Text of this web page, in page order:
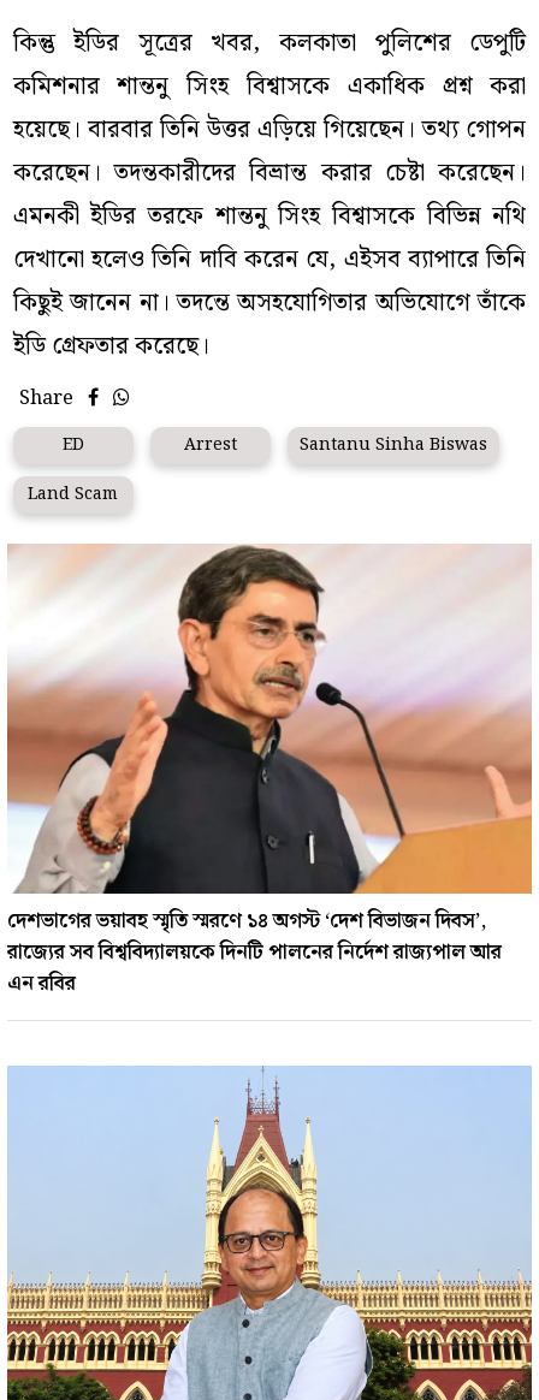
কিন্তু ইডির সূত্রের খবর, কলকাতা পুলিশের ডেপুটি
কমিশনার শান্তনু সিংহ বিশ্বাসকে একাধিক প্রশ্ন করা
হয়েছে। বারবার তিনি উত্তর এড়িয়ে গিয়েছেন। তথ্য গোপন
করেছেন। তদন্তকারীদের বিভ্রান্ত করার চেষ্টা করেছেন।
এমনকী ইডির তরফে শান্তনু সিংহ বিশ্বাসকে বিভিন্ন নথি
দেখানো হলেও তিনি দাবি করেন যে, এইসব ব্যাপারে তিনি
কিছুই জানেন না। তদন্তে অসহযোগিতার অভিযোগে তাঁকে
ইডি গ্রেফতার করেছে।
Share
ED Arrest
Santanu Sinha Biswas
Land Scam
দেশভাগের ভয়াবহ স্মৃতি স্মরণে ১৪ অগস্ট ‘দেশ বিভাজন দিবস’,
রাজ্যের সব বিশ্ববিদ্যালয়কে দিনটি পালনের নির্দেশ রাজ্যপাল আর
এন রবির